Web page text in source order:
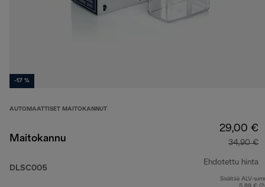
-17 %
AUTOMAATTISET MAITOKANNUT
Maitokannu
DLSC005
29,00 €
34,90 €
Ehdotettu hinta
Sisältää ALV-